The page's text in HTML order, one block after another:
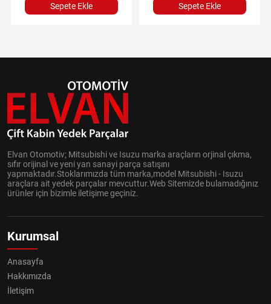
Sepete Ekle Sepete Ekle
Elvan Otomotiv; Mitsubishi ve Isuzu marka araçların orjinal çıkma,
sıfır orijinal ve yeni yan sanayi parça satışını
yapmaktadır.Stoklarımızda tüm marka,model Mitsubishi - Isuzu
araçlara ait yedek parçalar mevcuttur.Web Sitemizde bulamadığınız
ürünler için bizimle iletişime geçiniz.
Kurumsal
Anasayfa
Hakkımızda
İletişim